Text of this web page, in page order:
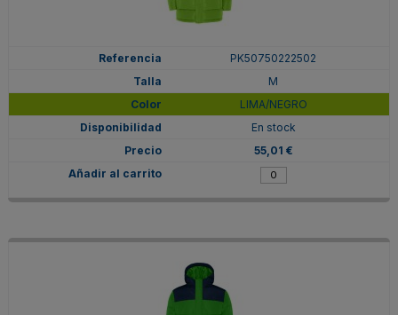
PK50750222502
M
LIMA/NEGRO
En stock
55,01 €